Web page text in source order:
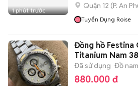
1 phút trước
Quận 12 (P. An
Tuyển Dụng Roise
Đồng hồ Festina
Titanium Nam
Đã sử dụng Đồ nam
880.000 đ